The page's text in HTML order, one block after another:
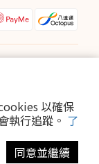
以確保
執行追蹤。 了
同意並繼續